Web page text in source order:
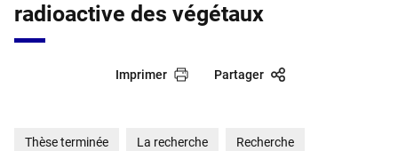
radioactive des végétaux
Imprimer Partager
Thèse terminée La recherche Recherche